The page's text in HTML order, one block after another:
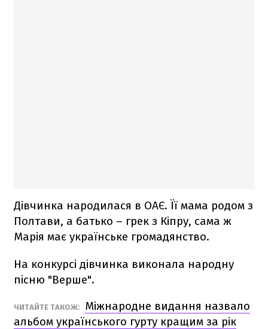
Дівчинка народилася в ОАЄ. Її мама родом з
Полтави, а батько – грек з Кіпру, сама ж
Марія має українське громадянство.
На конкурсі дівчинка виконала народну
пісню "Верше".
ЧИТАЙТЕ ТАКОЖ:
Міжнародне видання назвало
альбом українського гурту кращим за рік